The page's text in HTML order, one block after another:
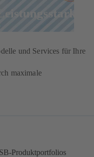
und Services für Ihre
maximale
Produktportfolios